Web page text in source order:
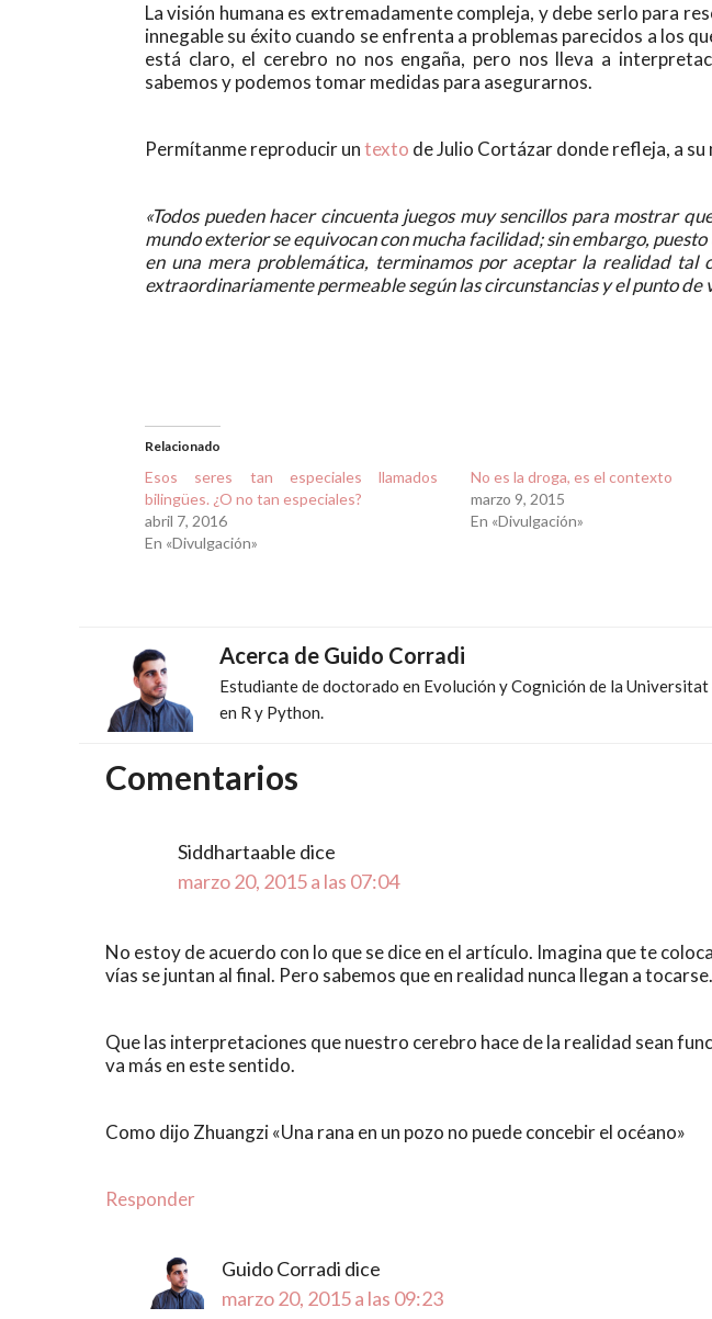
La visión humana es extremadamente compleja, y debe serlo para
innegable su éxito cuando se enfrenta a problemas parecidos a los
está claro, el cerebro no nos engaña, pero nos lleva a
sabemos y podemos tomar medidas para asegurarnos.
Permítanme reproducir untexto de Julio Cortázar donde refleja, a
«Todos pueden hacer cincuenta juegos muy sencillos para mostrar
mundo exterior se equivocan con mucha facilidad; sin embargo,
en una mera problemática, terminamos por aceptar la realidad tal
extraordinariamente permeable según las circunstancias y el punto de
Relacionado
Esos seres tan especiales llamados
bilingües. ¿O no tan especiales?
abril 7, 2016
En «Divulgación»
No es la droga, es el contexto
marzo 9, 2015
En «Divulgación»
Acerca de Guido Corradi
Estudiante de doctorado en Evolución y Cognición de la
en R y Python.
Comentarios
Siddhartaable dice
marzo 20, 2015 a las 07:04
No estoy de acuerdo con lo que se dice en el artículo. Imagina que te
vías se juntan al final. Pero sabemos que en realidad nunca llegan a tocarse.
Que las interpretaciones que nuestro cerebro hace de la realidad sean
va más en este sentido.
Como dijo Zhuangzi «Una rana en un pozo no puede concebir el océano»
Responder
Guido Corradi dice
marzo 20, 2015 a las 09:23